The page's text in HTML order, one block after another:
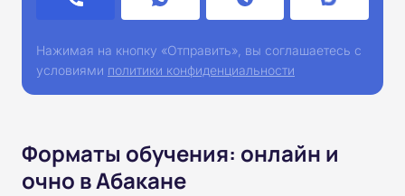
Нажимая на кнопку «Отправить», вы соглашаетесь с
условиями политики конфиденциальности
Форматы обучения: онлайн и
очно в Абакане